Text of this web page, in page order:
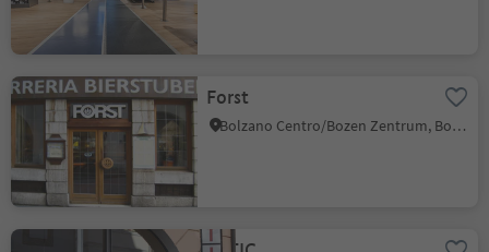
Forst
Bolzano Centro/Bozen Zentrum, Bolzano/Bozen, Bolzano/Bozen and environs